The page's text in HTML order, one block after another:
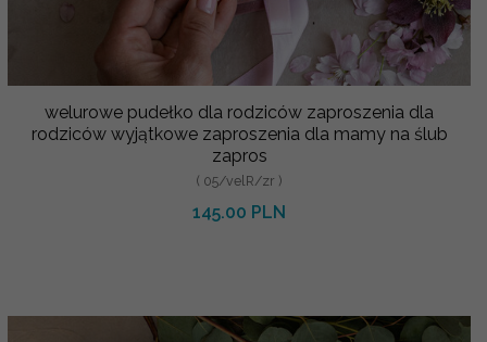
welurowe pudełko dla rodziców zaproszenia dla
rodziców wyjątkowe zaproszenia dla mamy na ślub
zapros
( 05/velR/zr )
145.00 PLN